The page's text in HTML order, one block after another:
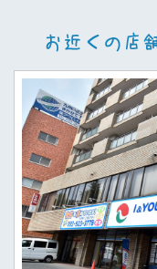
以下の各号
対応しない
(1)個人情報
者の生命・
るおそれが
(2)個人情報
実施著しい
(3)個人情報
こととなる
(4)個人情報
場合その他
であって、
ため必要な